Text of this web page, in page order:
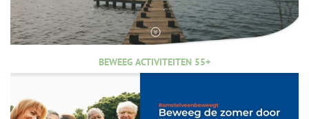
BEWEEG ACTIVITEITEN 55+